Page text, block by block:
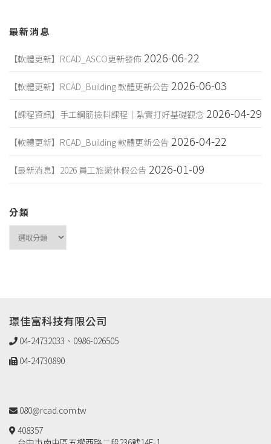
最新消息
【軟體更新】RCAD_ASCO更新發佈 2026-06-22
【軟體更新】RCAD_Building 軟體更新公告 2026-06-03
【課程資訊】手工鋼筋撿料課程｜紮實打好基礎觀念 2026-04-29
【軟體更新】RCAD_Building 軟體更新公告 2026-04-22
【最新消息】2026 員工旅遊休假公告 2026-01-09
分類
璟佳富科技有限公司
04-24732033、0986-026505
04-24730890
080@rcad.com.tw
408357